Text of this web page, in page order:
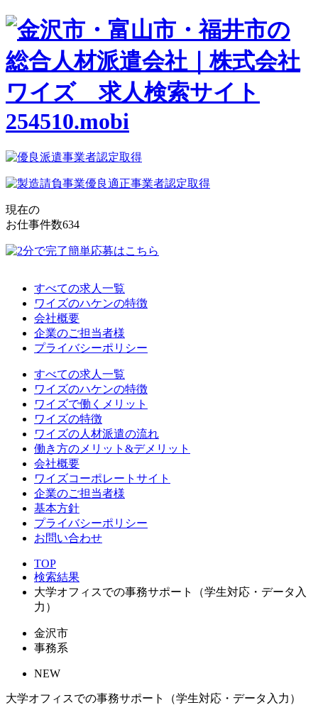
現在の
お仕事件数634
すべての求人一覧
ワイズのハケンの特徴
会社概要
企業のご担当者様
プライバシーポリシー
すべての求人一覧
ワイズのハケンの特徴
ワイズで働くメリット
ワイズの特徴
ワイズの人材派遣の流れ
働き方のメリット&デメリット
会社概要
ワイズコーポレートサイト
企業のご担当者様
基本方針
プライバシーポリシー
お問い合わせ
TOP
検索結果
大学オフィスでの事務サポート（学生対応・データ入
力）
金沢市
事務系
NEW
大学オフィスでの事務サポート（学生対応・データ入力）